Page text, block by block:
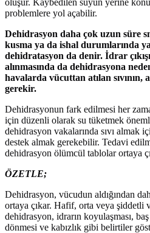
problemlere yol açabilir.
Dehidrasyon daha çok uzun süre
kusma ya da ishal durumlarında
dehidratasyon da denir. İdrar
alınmasında da dehidrasyona
havalarda vücuttan atılan sıvının,
gerekir.
Dehidrasyonun fark edilmesi her
için düzenli olarak su tüketmek
dehidrasyon vakalarında sıvı almak
destek almak gerekebilir. Tedavi
dehidrasyon ölümcül tablolar ortaya
ÖZETLE;
Dehidrasyon, vücudun aldığından
ortaya çıkar. Hafif, orta veya şiddetli
dehidrasyon, idrarın koyulaşması,
dönmesi ve kabızlık gibi belirtiler